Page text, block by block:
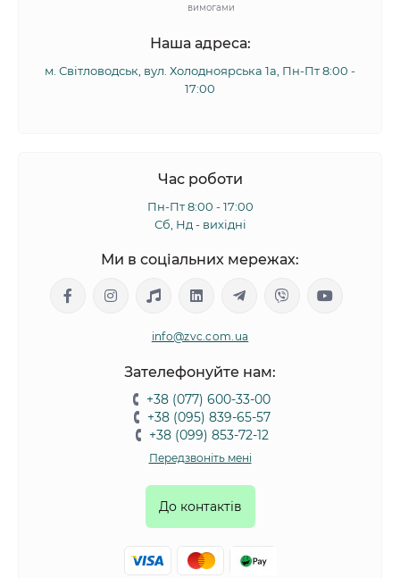
вимогами
Наша адреса:
м. Світловодськ, вул. Холодноярська 1а, Пн-Пт 8:00 -
17:00
Час роботи
Пн-Пт 8:00 - 17:00
Сб, Нд - вихідні
Ми в соціальних мережах:
info@zvc.com.ua
Зателефонуйте нам:
+38 (077) 600-33-00
+38 (095) 839-65-57
+38 (099) 853-72-12
Передзвоніть мені
До контактів